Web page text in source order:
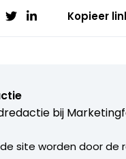
Kopieer
bij
site worden door